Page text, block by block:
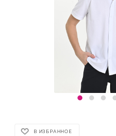
В ИЗБРАННОЕ